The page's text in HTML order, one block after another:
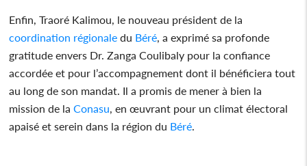
Enfin, Traoré Kalimou, le nouveau président de la
coordination régionale du Béré , a exprimé sa profonde
gratitude envers Dr. Zanga Coulibaly pour la confiance
accordée et pour l’accompagnement dont il bénéficiera tout
au long de son mandat. Il a promis de mener à bien la
mission de laConasu , en œuvrant pour un climat électoral
apaisé et serein dans la région du Béré